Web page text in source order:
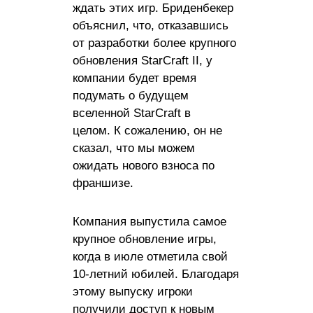
ждать этих игр. Бриденбекер
объяснил, что, отказавшись
от разработки более крупного
обновления StarCraft II, у
компании будет время
подумать о будущем
вселенной StarCraft в
целом. К сожалению, он не
сказал, что мы можем
ожидать нового взноса по
франшизе.
Компания выпустила самое
крупное обновление игры,
когда в июле отметила свой
10-летний юбилей. Благодаря
этому выпуску игроки
получили доступ к новым